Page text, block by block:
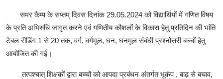
समर कैम्प के सप्तम् दिवस दिनांक 29.05.2024 को विद्यार्थियों में गणित विषय
के प्रति अभिरुचि जागृत करने एवं गणितीय कौशलों के विकास हेतु प्रतिदिन की भांति
टेबल रीडिंग 1 से 20 तक, वर्ग, वर्गमूल, घन, घनमूल संबंधी प्रश्नोत्तरी बच्चों हेतु
आयोजित की गई।
तत्पश्चात् शिक्षकों द्वारा बच्चों को आपदा प्रबंधन अंतर्गत भूकंप , बाढ़ से बचाव,